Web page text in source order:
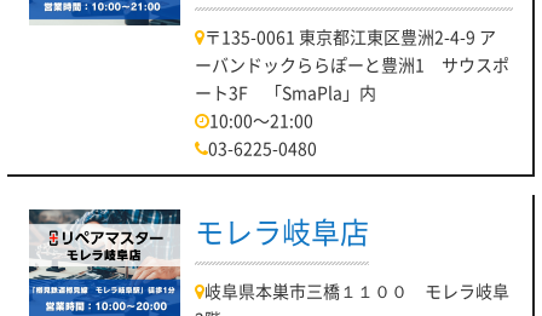
〒135-0061 東京都江東区豊洲2-4-9 ア
ーバンドックららぽーと豊洲1 サウスポ
ート3F 「SmaPla」内
10:00～21:00
03-6225-0480
モレラ岐阜店
岐阜県本巣市三橋１１００ モレラ岐阜